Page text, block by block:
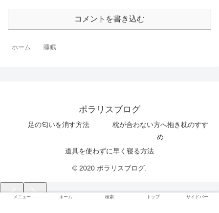
コメントを書き込む
ホーム 睡眠
ポラリスブログ
足の匂いを消す方法
枕が合わない方へ抱き枕のすす
め
道具を使わずに早く寝る方法
© 2020 ポラリスブログ.
メニュー ホーム 検索 トップ サイドバー